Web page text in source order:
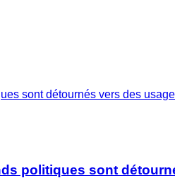
sont détournés vers des
politiques sont